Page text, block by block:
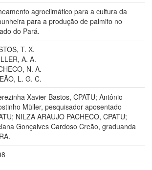
agroclimático para a cultura da
para a produção de palmito no
do Pará.
T. X.
A. A.
N. A.
L. G. C.
Xavier Bastos, CPATU; Antônio
Müller, pesquisador aposentado
NILZA ARAUJO PACHECO, CPATU;
Gonçalves Cardoso Creão, graduanda